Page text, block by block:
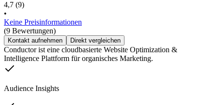
4,7 (9)
•
Keine Preisinformationen
(9 Bewertungen)
Kontakt aufnehmen Direkt vergleichen
Conductor ist eine cloudbasierte Website Optimization &
Intelligence Plattform für organisches Marketing.
Audience Insights